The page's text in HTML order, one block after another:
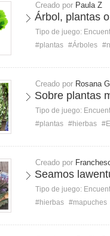
Creado por Paula Z
Árbol, plantas
Tipo de juego:
#plantas #Árboles
Creado por Rosana G
Sobre plantas
Tipo de juego:
#plantas #hierbas
Creado por
Seamos
Tipo de juego:
#hierbas #mapuches